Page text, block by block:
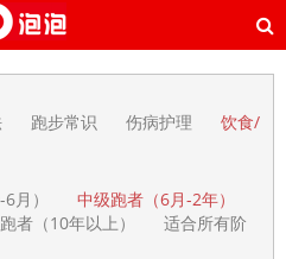
跑步常识 伤病护理
饮食/
月）
中级跑者（6月-2年）
者（10年以上）
适合所有阶